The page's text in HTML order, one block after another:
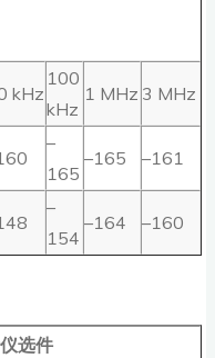
kHz
100
kHz
1 MHz 3 MHz
–
165
–165 –161
–
154
–164 –160
选件